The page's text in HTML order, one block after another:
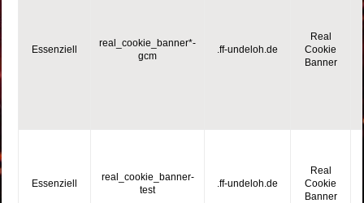
Essenziell
real_cookie_banner*-
gcm
.ff-undeloh.de
Real
Cookie
Banner
Essenziell
real_cookie_banner-
test
.ff-undeloh.de
Real
Cookie
Banner